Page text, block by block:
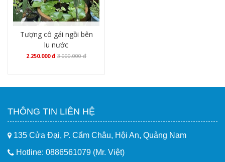
Tượng cô gái ngồi bên
lu nước
2.250.000đ 3.000.000đ
THÔNG TIN LIÊN HỆ
135 Cửa Đại, P. Cẩm Châu, Hội An, Quảng Nam
Hotline: 0886561079 (Mr. Việt)